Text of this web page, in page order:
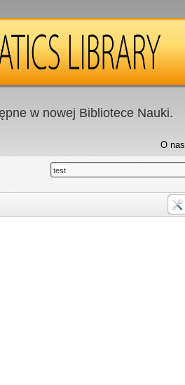
w nowej Bibliotece Nauki.
O nas
test